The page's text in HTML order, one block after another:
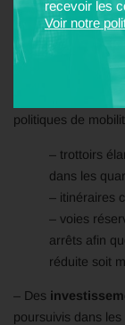
recevoir les
Voir notre
mobilité
mesures
politiques de
– trottoirs
dans les
– itinéraires
– voies
arrêts afin
réduite soit
– Des
poursuivis dans